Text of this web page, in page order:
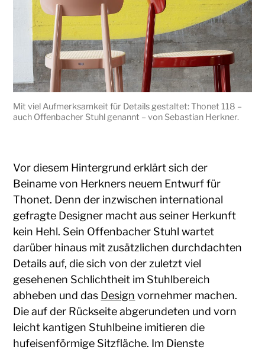
Mit viel Aufmerksamkeit für Details gestaltet: Thonet 118 –
auch Offenbacher Stuhl genannt – von Sebastian Herkner.
Vor diesem Hintergrund erklärt sich der
Beiname von Herkners neuem Entwurf für
Thonet. Denn der inzwischen international
gefragte Designer macht aus seiner Herkunft
kein Hehl. Sein Offenbacher Stuhl wartet
darüber hinaus mit zusätzlichen durchdachten
Details auf, die sich von der zuletzt viel
gesehenen Schlichtheit im Stuhlbereich
abheben und das Design vornehmer machen.
Die auf der Rückseite abgerundeten und vorn
leicht kantigen Stuhlbeine imitieren die
hufeisenförmige Sitzfläche. Im Dienste